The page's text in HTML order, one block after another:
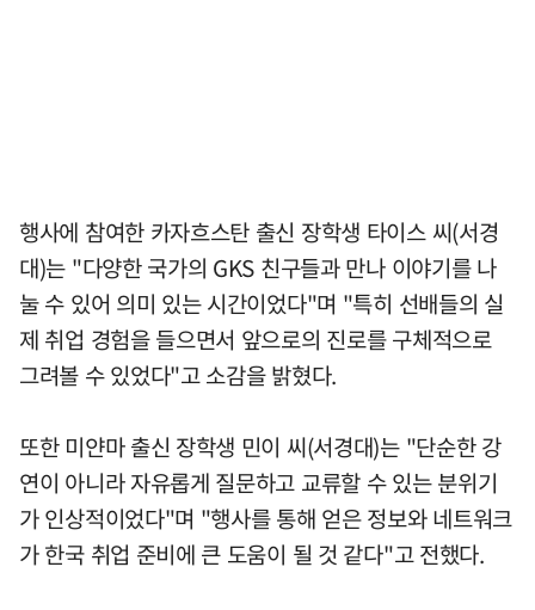
행사에 참여한 카자흐스탄 출신 장학생 타이스 씨(서경
대)는 "다양한 국가의 GKS 친구들과 만나 이야기를 나
눌 수 있어 의미 있는 시간이었다"며 "특히 선배들의 실
제 취업 경험을 들으면서 앞으로의 진로를 구체적으로
그려볼 수 있었다"고 소감을 밝혔다.
또한 미얀마 출신 장학생 민이 씨(서경대)는 "단순한 강
연이 아니라 자유롭게 질문하고 교류할 수 있는 분위기
가 인상적이었다"며 "행사를 통해 얻은 정보와 네트워크
가 한국 취업 준비에 큰 도움이 될 것 같다"고 전했다.